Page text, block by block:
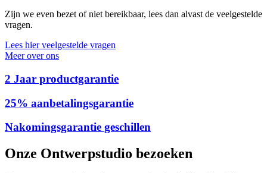
Zijn we even bezet of niet bereikbaar, lees dan alvast de veelgestelde
vragen.
Lees hier veelgestelde vragen
Meer over ons
2 Jaar productgarantie
25% aanbetalingsgarantie
Nakomingsgarantie geschillen
Onze Ontwerpstudio bezoeken